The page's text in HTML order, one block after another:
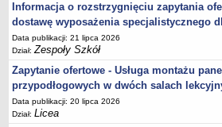
Informacja o rozstrzygnięciu zapytania
dostawę wyposażenia specjalistycznego
Data publikacji: 21 lipca 2026
Dział:Zespoły Szkół
Zapytanie ofertowe - Usługa montażu
przypodłogowych w dwóch salach
Data publikacji: 20 lipca 2026
Dział:Licea